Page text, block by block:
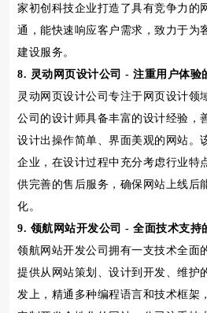
家初创科技企业打造了具有竞争力的
通，能快速响应客户需求，致力于为
建设服务。
8. 灵动网页设计公司 - 注重用户体验
灵动网页设计公司专注于网页设计领
公司的设计师具备丰富的设计经验，
设计出操作简单、界面美观的网站。
企业，在设计过程中充分考虑行业特
供完善的售后服务，确保网站上线后
化。
9. 领航网站开发公司 - 全面技术支持
领航网站开发公司拥有一支技术全面
提供从网站策划、设计到开发、维护
发上，精通多种编程语言和技术框架